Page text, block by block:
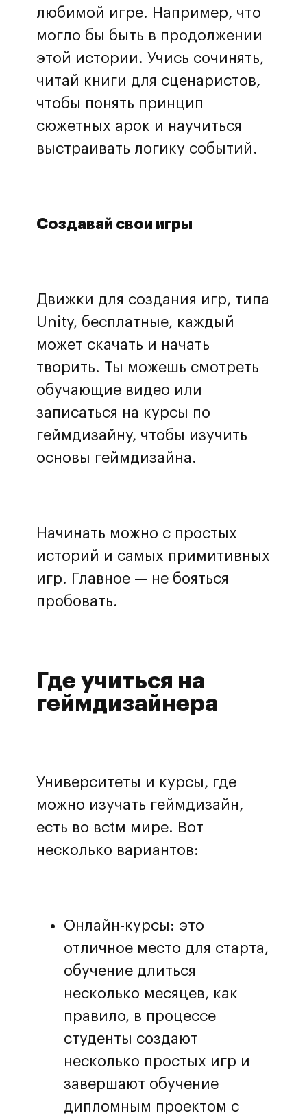
любимой игре. Например, что
могло бы быть в продолжении
этой истории. Учись сочинять,
читай книги для сценаристов,
чтобы понять принцип
сюжетных арок и научиться
выстраивать логику событий.
Создавай свои игры
Движки для создания игр, типа
Unity, бесплатные, каждый
может скачать и начать
творить. Ты можешь смотреть
обучающие видео или
записаться на курсы по
геймдизайну, чтобы изучить
основы геймдизайна.
Начинать можно с простых
историй и самых примитивных
игр. Главное — не бояться
пробовать.
Где учиться на
геймдизайнера
Университеты и курсы, где
можно изучать геймдизайн,
есть во всtм мире. Вот
несколько вариантов:
Онлайн-курсы: это
отличное место для старта,
обучение длиться
несколько месяцев, как
правило, в процессе
студенты создают
несколько простых игр и
завершают обучение
дипломным проектом с
Перезвоните мне
Нажимая на кнопку, вы принимаете
политику обработки данных и
даете согласие на обработку
персональных данных